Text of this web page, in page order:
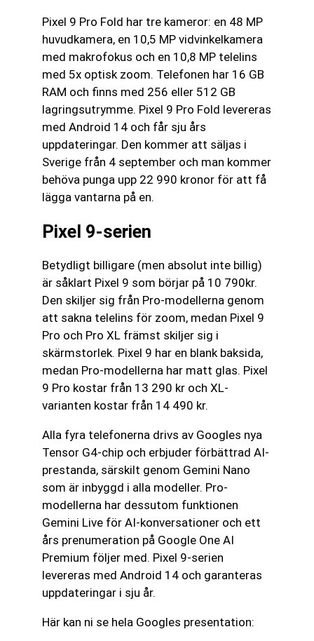
Pixel 9 Pro Fold har tre kameror: en 48 MP
huvudkamera, en 10,5 MP vidvinkelkamera
med makrofokus och en 10,8 MP telelins
med 5x optisk zoom. Telefonen har 16 GB
RAM och finns med 256 eller 512 GB
lagringsutrymme. Pixel 9 Pro Fold levereras
med Android 14 och får sju års
uppdateringar. Den kommer att säljas i
Sverige från 4 september och man kommer
behöva punga upp 22 990 kronor för att få
lägga vantarna på en.
Pixel 9-serien
Betydligt billigare (men absolut inte billig)
är såklart Pixel 9 som börjar på 10 790kr.
Den skiljer sig från Pro-modellerna genom
att sakna telelins för zoom, medan Pixel 9
Pro och Pro XL främst skiljer sig i
skärmstorlek. Pixel 9 har en blank baksida,
medan Pro-modellerna har matt glas. Pixel
9 Pro kostar från 13 290 kr och XL-
varianten kostar från 14 490 kr.
Alla fyra telefonerna drivs av Googles nya
Tensor G4-chip och erbjuder förbättrad AI-
prestanda, särskilt genom Gemini Nano
som är inbyggd i alla modeller. Pro-
modellerna har dessutom funktionen
Gemini Live för AI-konversationer och ett
års prenumeration på Google One AI
Premium följer med. Pixel 9-serien
levereras med Android 14 och garanteras
uppdateringar i sju år.
Här kan ni se hela Googles presentation: